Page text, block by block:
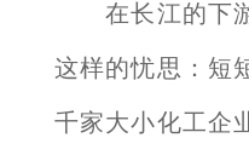
在长江的下游
这样的忧思：短
千家大小化工企